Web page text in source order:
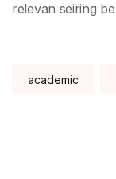
relevan seiring
academic